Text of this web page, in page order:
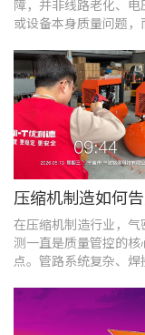
障，并非线路老化、电
或设备本身质量问题，
易察觉的电能质量隐患
在压缩机制造行业，气
测一直是质量管控的核
点。管路系统复杂、焊
响产品的制冷性能和能